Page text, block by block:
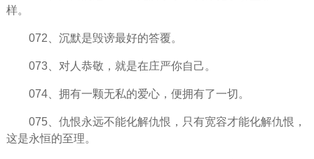
样。
072、 沉默是毁谤最好的答覆。
073、对人恭敬，就是在庄严你自己。
074、拥有一颗无私的爱心，便拥有了一切。
075、仇恨永远不能化解仇恨，只有宽容才能化解仇恨，
这是永恒的至理。